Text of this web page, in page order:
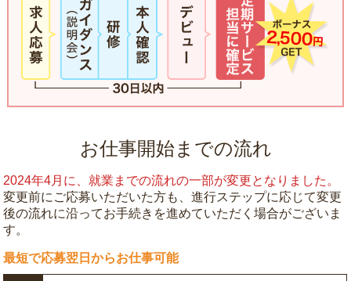
お仕事開始までの流れ
2024年4月に、就業までの流れの一部が変更となりました。
変更前にご応募いただいた方も、進行ステップに応じて変更
後の流れに沿ってお手続きを進めていただく場合がございま
す。
最短で応募翌日からお仕事可能